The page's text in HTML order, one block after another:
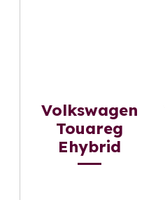
Volkswagen
Touareg
Ehybrid